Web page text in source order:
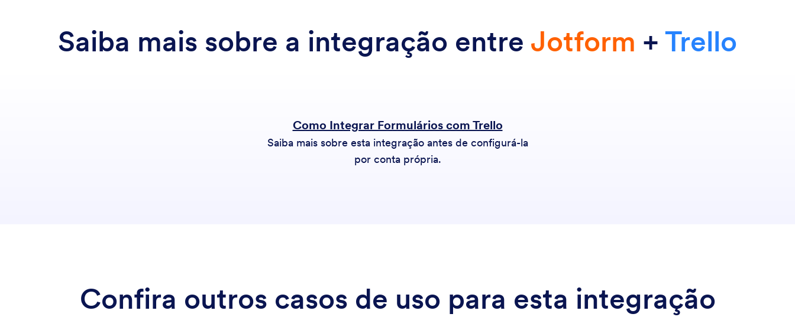
Saiba mais sobre a integração entre Jotform + Trello
Como Integrar Formulários com Trello
Saiba mais sobre esta integração antes de configurá-la
por conta própria.
Confira outros casos de uso para esta integração